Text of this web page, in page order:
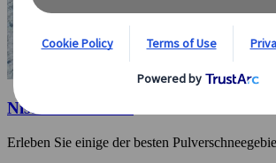
Niseko im Winter
Erleben Sie einige der besten